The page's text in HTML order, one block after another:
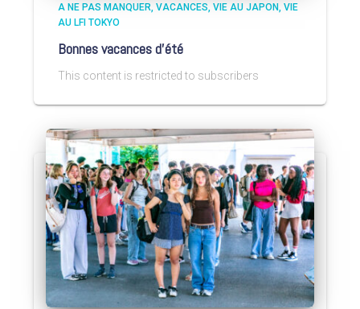
A NE PAS MANQUER VACANCES VIE AU JAPON VIE
AU LFI TOKYO
Bonnes vacances d’été
This content is restricted to subscribers